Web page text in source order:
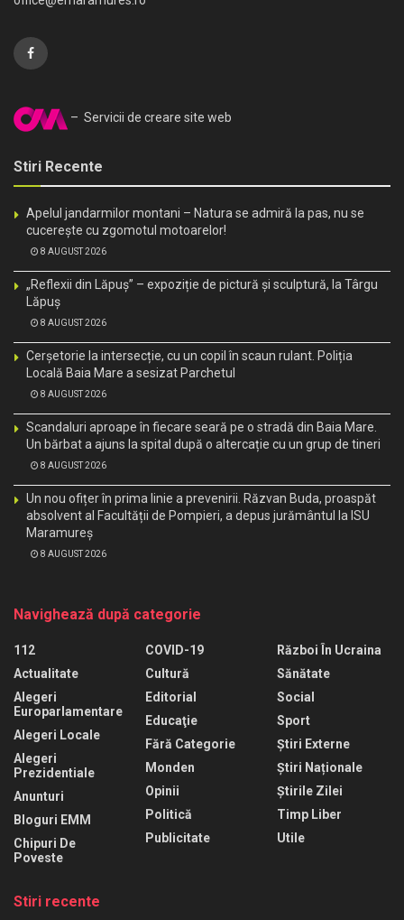
– Servicii de creare site web
Stiri Recente
Apelul jandarmilor montani – Natura se admiră la pas, nu se
cucerește cu zgomotul motoarelor!
8 AUGUST 2026
„Reflexii din Lăpuș” – expoziție de pictură și sculptură, la Târgu
Lăpuș
8 AUGUST 2026
Cerșetorie la intersecție, cu un copil în scaun rulant. Poliția
Locală Baia Mare a sesizat Parchetul
8 AUGUST 2026
Scandaluri aproape în fiecare seară pe o stradă din Baia Mare.
Un bărbat a ajuns la spital după o altercație cu un grup de tineri
8 AUGUST 2026
Un nou ofițer în prima linie a prevenirii. Răzvan Buda, proaspăt
absolvent al Facultății de Pompieri, a depus jurământul la ISU
Maramureș
8 AUGUST 2026
Navighează după categorie
112
Actualitate
Alegeri
Europarlamentare
Alegeri Locale
Alegeri
Prezidentiale
Anunturi
Bloguri EMM
Chipuri De
Poveste
COVID-19
Cultură
Editorial
Educaţie
Fără Categorie
Monden
Opinii
Politică
Publicitate
Război În Ucraina
Sănătate
Social
Sport
Știri Externe
Știri Naționale
Știrile Zilei
Timp Liber
Utile
Stiri recente